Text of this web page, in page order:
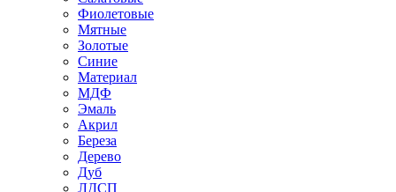
Фиолетовые
Мятные
Золотые
Синие
Материал
МДФ
Эмаль
Акрил
Береза
Дерево
Дуб
ЛДСП